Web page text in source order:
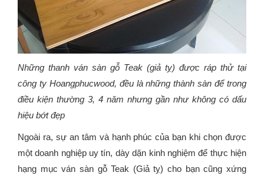
Những thanh ván sàn gỗ Teak (giả tỵ) được ráp thử tại
công ty Hoangphucwood, đều là những thành sàn để trong
điều kiện thường 3, 4 năm nhưng gần như không có dấu
hiệu bớt đẹp
Ngoài ra, sự an tâm và hạnh phúc của bạn khi chọn được
một doanh nghiệp uy tín, dày dặn kinh nghiệm để thực hiện
hạng mục ván sàn gỗ Teak (Giả tỵ) cho bạn cũng xứng